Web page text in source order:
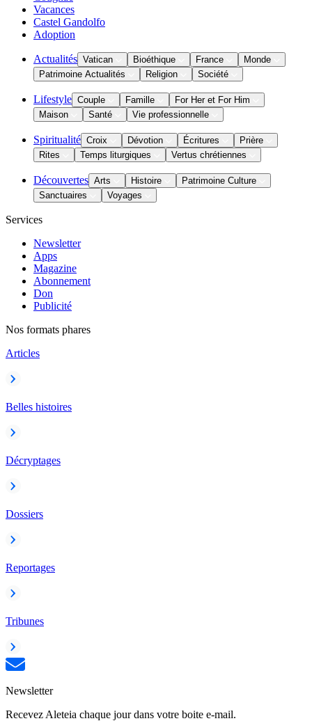
Vacances
Castel Gandolfo
Adoption
Actualités Vatican Bioéthique France
Monde
Patrimoine Actualités
Religion Société
Lifestyle Couple Famille
For Her et For Him
Maison
Santé Vie professionnelle
Spiritualité Croix Dévotion Écritures
Prière
Rites
Temps liturgiques Vertus chrétiennes
Découvertes Arts Histoire
Patrimoine Culture
Sanctuaires
Voyages
Services
Newsletter
Apps
Magazine
Abonnement
Don
Publicité
Nos formats phares
Articles
Belles histoires
Décryptages
Dossiers
Reportages
Tribunes
Newsletter
Recevez Aleteia chaque jour dans votre boite e-mail.